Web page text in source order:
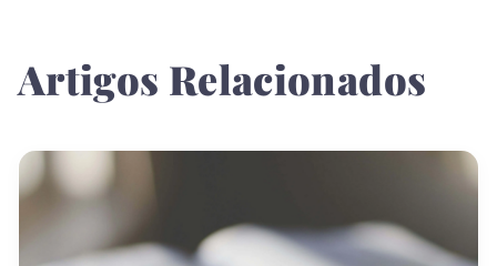
Artigos Relacionados